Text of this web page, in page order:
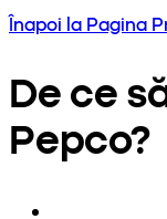
Înapoi la Pagina
De ce
Pepco?